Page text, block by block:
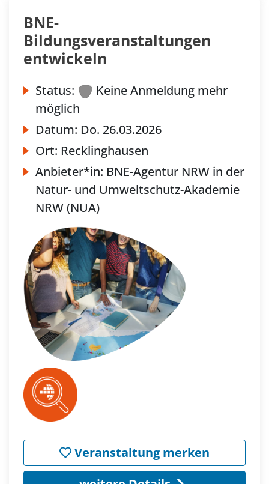
BNE-
Bildungsveranstaltungen
entwickeln
Status:
Keine Anmeldung mehr
möglich
Datum: Do. 26.03.2026
Ort: Recklinghausen
Anbieter*in: BNE-Agentur NRW in der
Natur- und Umweltschutz-Akademie
NRW (NUA)
Veranstaltung merken